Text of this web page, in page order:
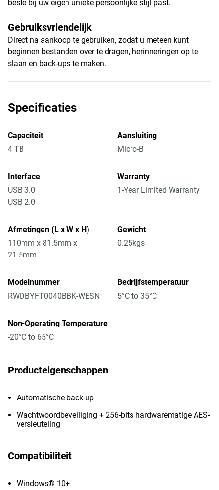
beste bij uw eigen unieke persoonlijke stijl past.
Gebruiksvriendelijk
Direct na aankoop te gebruiken, zodat u meteen kunt
beginnen bestanden over te dragen, herinneringen op te
slaan en back-ups te maken.
Specificaties
Capaciteit
4 TB
Aansluiting
Micro-B
Interface
USB 3.0
USB 2.0
Warranty
1-Year Limited Warranty
Afmetingen (L x W x H)
110mm x 81.5mm x
21.5mm
Gewicht
0.25kgs
Modelnummer
RWDBYFT0040BBK-WESN
Bedrijfstemperatuur
5°C to 35°C
Non-Operating Temperature
-20°C to 65°C
Producteigenschappen
Automatische back-up
Wachtwoordbeveiliging + 256-bits hardwarematige AES-
versleuteling
Compatibiliteit
Windows® 10+